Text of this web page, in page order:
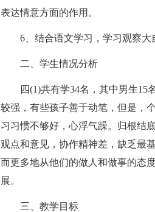
表达情意方面的作用。
6、结合语文学习，学习观察大
二、学生情况分析
四(1)共有学34名，其中男生
较强，有些孩子善于动笔，但是，
习习惯不够好，心浮气躁。归根结
观点和意见，协作精神差，缺乏最
而更多地从他们的做人和做事的态
展。
三、教学目标